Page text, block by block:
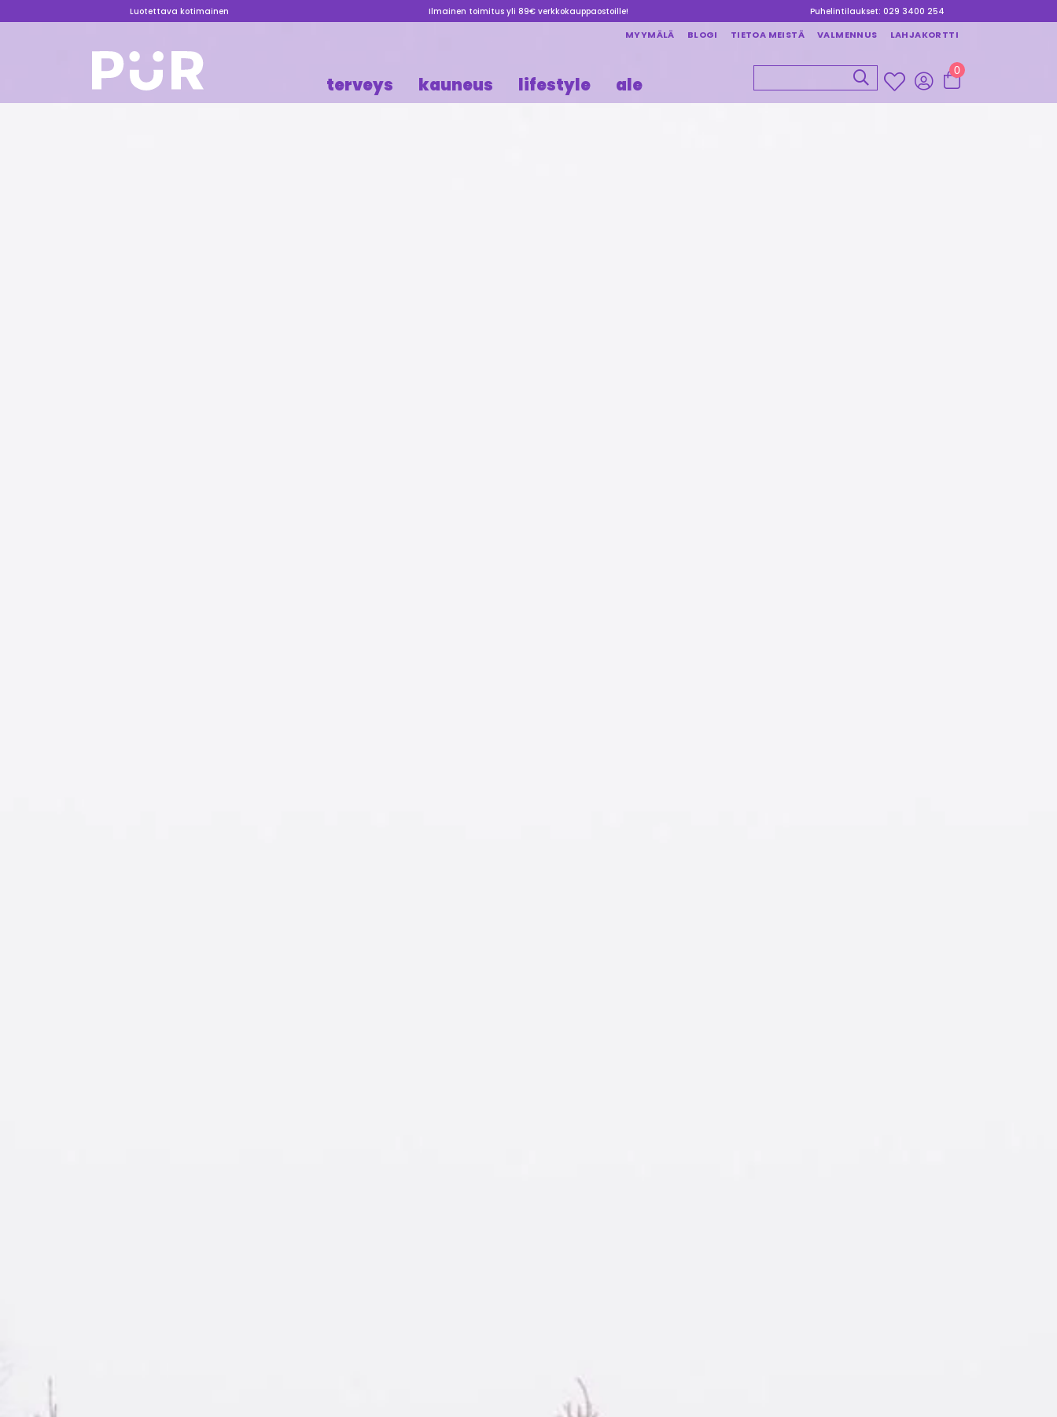
Luotettava kotimainen Ilmainen toimitus yli 89€ verkkokauppaostoille! Puhelintilaukset: 029 3400 254
MYYMÄLÄ BLOGI TIETOA MEISTÄ VALMENNUS LAHJAKORTTI
terveys kauneus lifestyle ale
0